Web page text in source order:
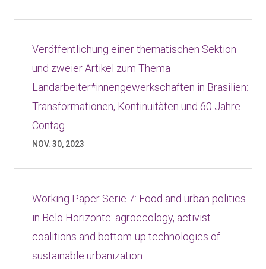
Veröffentlichung einer thematischen Sektion
und zweier Artikel zum Thema
Landarbeiter*innengewerkschaften in Brasilien:
Transformationen, Kontinuitäten und 60 Jahre
Contag
NOV. 30, 2023
Working Paper Serie 7: Food and urban politics
in Belo Horizonte: agroecology, activist
coalitions and bottom-up technologies of
sustainable urbanization